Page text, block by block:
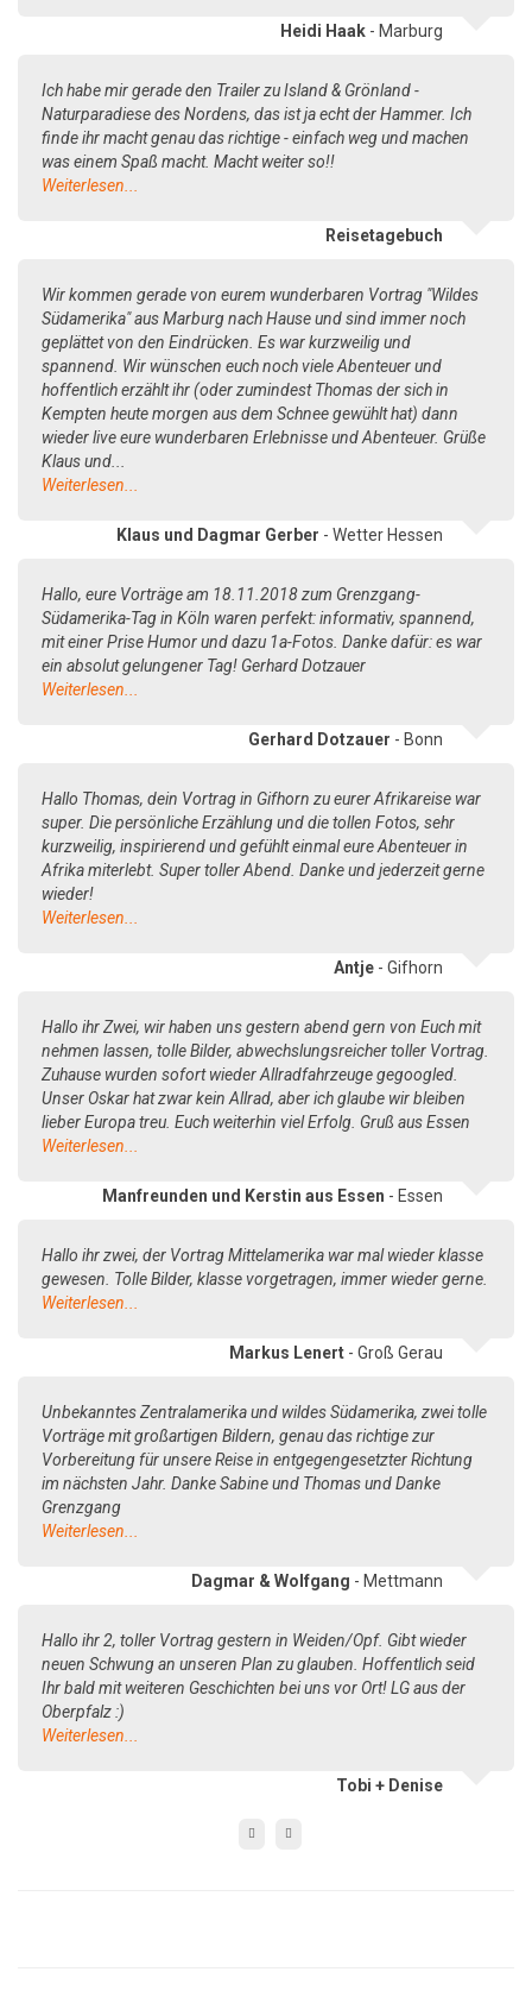
Heidi Haak - Marburg
Ich habe mir gerade den Trailer zu Island & Grönland -
Naturparadiese des Nordens, das ist ja echt der Hammer. Ich
finde ihr macht genau das richtige - einfach weg und machen
was einem Spaß macht. Macht weiter so!!
Weiterlesen...
Reisetagebuch
Wir kommen gerade von eurem wunderbaren Vortrag "Wildes
Südamerika" aus Marburg nach Hause und sind immer noch
geplättet von den Eindrücken. Es war kurzweilig und
spannend. Wir wünschen euch noch viele Abenteuer und
hoffentlich erzählt ihr (oder zumindest Thomas der sich in
Kempten heute morgen aus dem Schnee gewühlt hat) dann
wieder live eure wunderbaren Erlebnisse und Abenteuer. Grüße
Klaus und...
Weiterlesen...
Klaus und Dagmar Gerber - Wetter Hessen
Hallo, eure Vorträge am 18.11.2018 zum Grenzgang-
Südamerika-Tag in Köln waren perfekt: informativ, spannend,
mit einer Prise Humor und dazu 1a-Fotos. Danke dafür: es war
ein absolut gelungener Tag! Gerhard Dotzauer
Weiterlesen...
Gerhard Dotzauer - Bonn
Hallo Thomas, dein Vortrag in Gifhorn zu eurer Afrikareise war
super. Die persönliche Erzählung und die tollen Fotos, sehr
kurzweilig, inspirierend und gefühlt einmal eure Abenteuer in
Afrika miterlebt. Super toller Abend. Danke und jederzeit gerne
wieder!
Weiterlesen...
Antje - Gifhorn
Hallo ihr Zwei, wir haben uns gestern abend gern von Euch mit
nehmen lassen, tolle Bilder, abwechslungsreicher toller Vortrag.
Zuhause wurden sofort wieder Allradfahrzeuge gegoogled.
Unser Oskar hat zwar kein Allrad, aber ich glaube wir bleiben
lieber Europa treu. Euch weiterhin viel Erfolg. Gruß aus Essen
Weiterlesen...
Manfreunden und Kerstin aus Essen - Essen
Hallo ihr zwei, der Vortrag Mittelamerika war mal wieder klasse
gewesen. Tolle Bilder, klasse vorgetragen, immer wieder gerne.
Weiterlesen...
Markus Lenert - Groß Gerau
Unbekanntes Zentralamerika und wildes Südamerika, zwei tolle
Vorträge mit großartigen Bildern, genau das richtige zur
Vorbereitung für unsere Reise in entgegengesetzter Richtung
im nächsten Jahr. Danke Sabine und Thomas und Danke
Grenzgang
Weiterlesen...
Dagmar & Wolfgang - Mettmann
Hallo ihr 2, toller Vortrag gestern in Weiden/Opf. Gibt wieder
neuen Schwung an unseren Plan zu glauben. Hoffentlich seid
Ihr bald mit weiteren Geschichten bei uns vor Ort! LG aus der
Oberpfalz :)
Weiterlesen...
Tobi + Denise